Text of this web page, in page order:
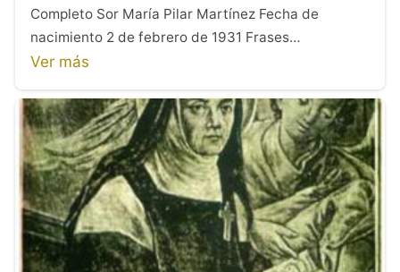
Completo Sor María Pilar Martínez Fecha de
nacimiento 2 de febrero de 1931 Frases…
Ver más